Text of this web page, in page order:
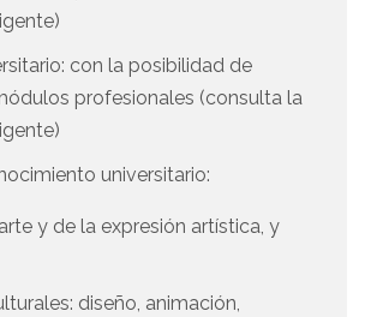
con la posibilidad de
profesionales (consulta la
universitario:
y de la expresión artística, y
diseño, animación,